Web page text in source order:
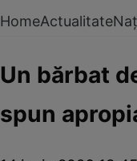
HomeActualitate
Un bărbat
spun